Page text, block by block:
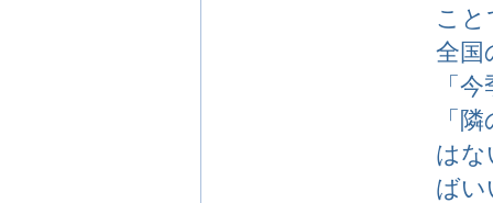
こ
全国
「
「
はな
ばい